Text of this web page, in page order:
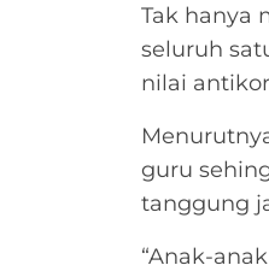
Tak hanya
seluruh
nilai
guru
tanggung
“Anak-